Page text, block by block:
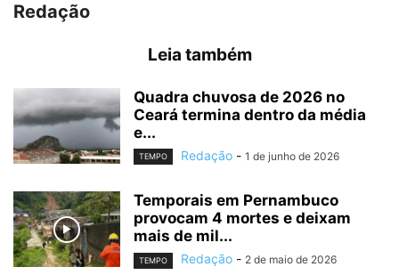
Redação
Leia também
Quadra chuvosa de 2026 no
Ceará termina dentro da média
e...
TEMPO Redação - 1 de junho de 2026
Temporais em Pernambuco
provocam 4 mortes e deixam
mais de mil...
TEMPO Redação - 2 de maio de 2026